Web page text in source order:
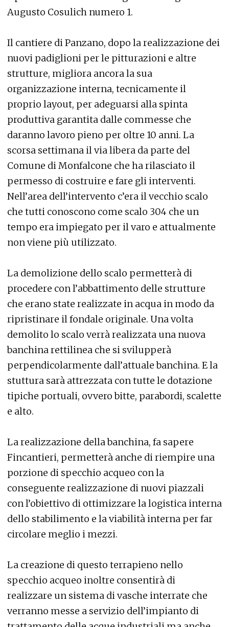
Augusto Cosulich numero 1.
Il cantiere di Panzano, dopo la realizzazione dei
nuovi padiglioni per le pitturazioni e altre
strutture, migliora ancora la sua
organizzazione interna, tecnicamente il
proprio layout, per adeguarsi alla spinta
produttiva garantita dalle commesse che
daranno lavoro pieno per oltre 10 anni. La
scorsa settimana il via libera da parte del
Comune di Monfalcone che ha rilasciato il
permesso di costruire e fare gli interventi.
Nell’area dell’intervento c’era il vecchio scalo
che tutti conoscono come scalo 304 che un
tempo era impiegato per il varo e attualmente
non viene più utilizzato.
La demolizione dello scalo permetterà di
procedere con l’abbattimento delle strutture
che erano state realizzate in acqua in modo da
ripristinare il fondale originale. Una volta
demolito lo scalo verrà realizzata una nuova
banchina rettilinea che si svilupperà
perpendicolarmente dall’attuale banchina. E la
stuttura sarà attrezzata con tutte le dotazione
tipiche portuali, ovvero bitte, parabordi, scalette
e alto.
La realizzazione della banchina, fa sapere
Fincantieri, permetterà anche di riempire una
porzione di specchio acqueo con la
conseguente realizzazione di nuovi piazzali
con l’obiettivo di ottimizzare la logistica interna
dello stabilimento e la viabilità interna per far
circolare meglio i mezzi.
La creazione di questo terrapieno nello
specchio acqueo inoltre consentirà di
realizzare un sistema di vasche interrate che
verranno messe a servizio dell’impianto di